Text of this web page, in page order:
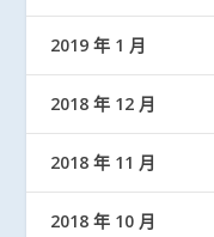
2019 年 1 月
2018 年 12 月
2018 年 11 月
2018 年 10 月